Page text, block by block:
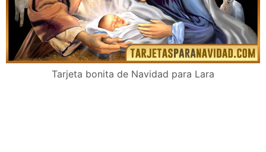
Tarjeta bonita de Navidad para Lara